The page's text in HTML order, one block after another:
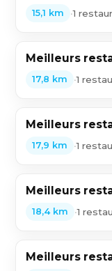
15,1 km •1
Meilleurs
17,8 km •1
Meilleurs
17,9 km •1
Meilleurs
18,4 km •1
Meilleurs